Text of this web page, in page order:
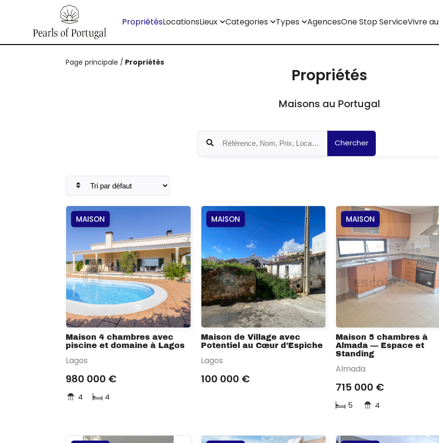
PropriétésLocationsLieux Categories Types AgencesOne Stop ServiceVivre
Page principale / Propriétés
Propriétés
Maisons au Portugal
Chercher
MAISON
Maison 4 chambres avec
piscine et domaine à Lagos
Lagos
980 000 €
4 4
MAISON
Maison de Village avec
Potentiel au Cœur d'Espiche
Lagos
100 000 €
MAISON
Maison 5 chambres à
Almada — Espace et
Standing
Almada
715 000 €
5 4